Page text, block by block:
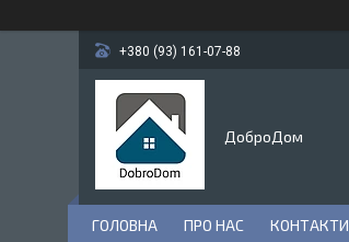
+380 (93) 161-07-88
ДоброДом
ГОЛОВНА ПРО НАС КОНТАКТИ